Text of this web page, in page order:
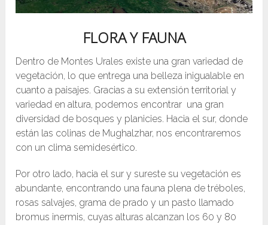
FLORA Y FAUNA
Dentro de Montes Urales existe una gran variedad de
vegetación, lo que entrega una belleza inigualable en
cuanto a paisajes. Gracias a su extensión territorial y
variedad en altura, podemos encontrar una gran
diversidad de bosques y planicies. Hacia el sur, donde
están las colinas de Mughalzhar, nos encontraremos
con un clima semidesértico.
Por otro lado, hacia el sur y sureste su vegetación es
abundante, encontrando una fauna plena de tréboles,
rosas salvajes, grama de prado y un pasto llamado
bromus inermis, cuyas alturas alcanzan los 60 y 80